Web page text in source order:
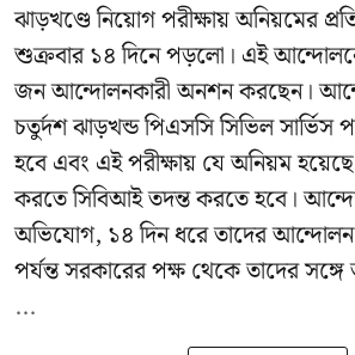
ঝাড়খণ্ডে নিয়োগ পরীক্ষায় অনিয়মের
শুক্রবার ১৪ দিনে পড়লো। এই
জন আন্দোলনকারী অনশন করছেন।
চতুর্দশ ঝাড়খন্ড পিএসসি সিভিল সার্ভিস
হবে এবং এই পরীক্ষায় যে অনিয়ম
করতে সিবিআই তদন্ত করতে হবে।
অভিযোগ, ১৪ দিন ধরে তাদের
পর্যন্ত সরকারের পক্ষ থেকে তাদের
...